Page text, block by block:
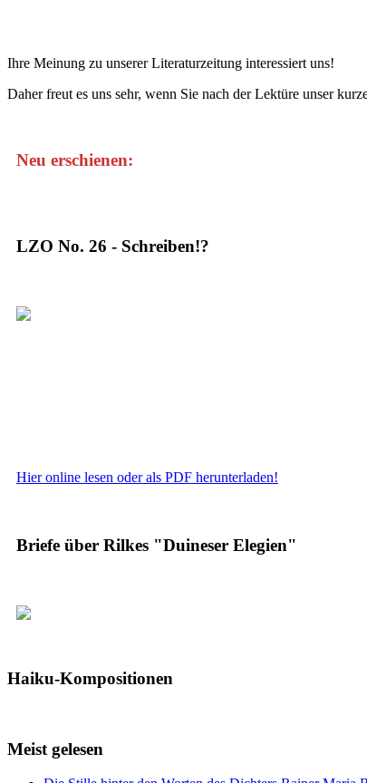
Ihre Meinung zu unserer Literaturzeitung interessiert uns!
Daher freut es uns sehr, wenn Sie nach der Lektüre unser
Neu erschienen:
LZO No. 26 - Schreiben!?
Hier online lesen oder als PDF herunterladen!
Briefe über Rilkes "Duineser Elegien"
Haiku-Kompositionen
Meist gelesen